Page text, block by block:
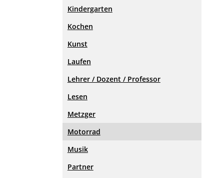
Kindergarten
Kochen
Kunst
Laufen
Lehrer / Dozent / Professor
Lesen
Metzger
Motorrad
Musik
Partner